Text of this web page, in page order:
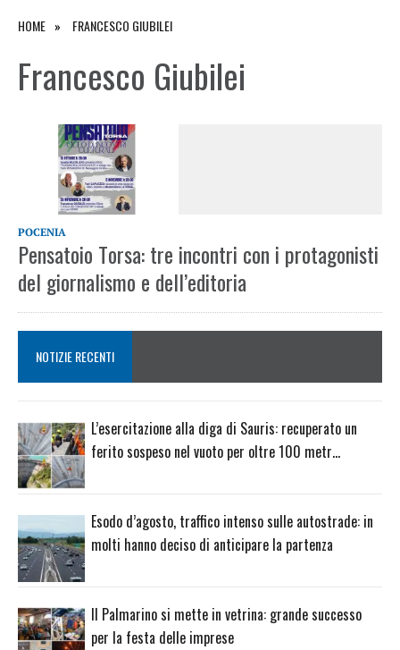
HOME FRANCESCO GIUBILEI
Francesco Giubilei
POCENIA
Pensatoio Torsa: tre incontri con i protagonisti
del giornalismo e dell’editoria
NOTIZIE RECENTI
L’esercitazione alla diga di Sauris: recuperato un
ferito sospeso nel vuoto per oltre 100 metr…
Esodo d’agosto, traffico intenso sulle autostrade: in
molti hanno deciso di anticipare la partenza
Il Palmarino si mette in vetrina: grande successo
per la festa delle imprese